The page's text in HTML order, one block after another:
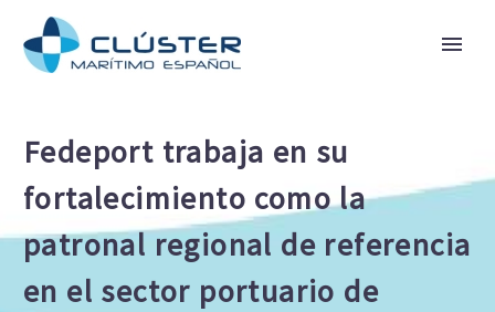
Fedeport trabaja en su
fortalecimiento como la
patronal regional de referencia
en el sector portuario de